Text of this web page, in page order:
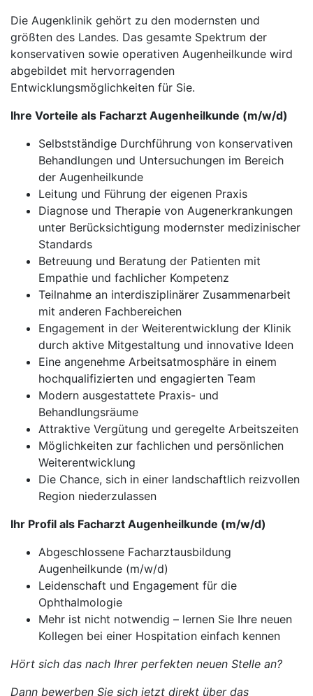
Die Augenklinik gehört zu den modernsten und
größten des Landes. Das gesamte Spektrum der
konservativen sowie operativen Augenheilkunde wird
abgebildet mit hervorragenden
Entwicklungsmöglichkeiten für Sie.
Ihre Vorteile als Facharzt Augenheilkunde (m/w/d)
Selbstständige Durchführung von konservativen
Behandlungen und Untersuchungen im Bereich
der Augenheilkunde
Leitung und Führung der eigenen Praxis
Diagnose und Therapie von Augenerkrankungen
unter Berücksichtigung modernster medizinischer
Standards
Betreuung und Beratung der Patienten mit
Empathie und fachlicher Kompetenz
Teilnahme an interdisziplinärer Zusammenarbeit
mit anderen Fachbereichen
Engagement in der Weiterentwicklung der Klinik
durch aktive Mitgestaltung und innovative Ideen
Eine angenehme Arbeitsatmosphäre in einem
hochqualifizierten und engagierten Team
Modern ausgestattete Praxis- und
Behandlungsräume
Attraktive Vergütung und geregelte Arbeitszeiten
Möglichkeiten zur fachlichen und persönlichen
Weiterentwicklung
Die Chance, sich in einer landschaftlich reizvollen
Region niederzulassen
Ihr Profil als Facharzt Augenheilkunde (m/w/d)
Abgeschlossene Facharztausbildung
Augenheilkunde (m/w/d)
Leidenschaft und Engagement für die
Ophthalmologie
Mehr ist nicht notwendig – lernen Sie Ihre neuen
Kollegen bei einer Hospitation einfach kennen
Hört sich das nach Ihrer perfekten neuen Stelle an?
Dann bewerben Sie sich jetzt direkt über das